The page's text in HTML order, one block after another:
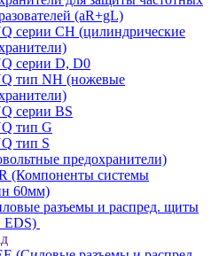
(aR+gL)
серии CH (цилиндрические
серии D, D0
тип NH (ножевые
серии BS
тип G
тип S
предохранители)
(Компоненты системы
60мм)
разъемы и распред. щиты
EDS)